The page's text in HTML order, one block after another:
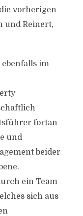
vorherigen
und Reinert,
im
fortan
und
beider
ein Team
sich aus